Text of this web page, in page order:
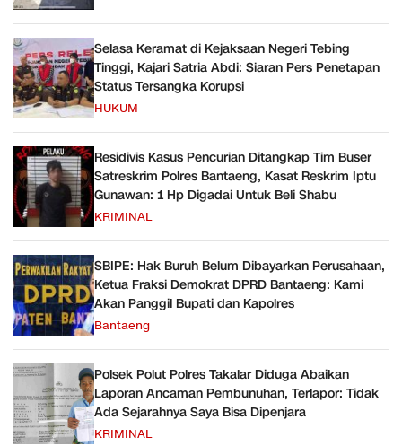
Selasa Keramat di Kejaksaan Negeri Tebing
Tinggi, Kajari Satria Abdi: Siaran Pers Penetapan
Status Tersangka Korupsi
HUKUM
Residivis Kasus Pencurian Ditangkap Tim Buser
Satreskrim Polres Bantaeng, Kasat Reskrim Iptu
Gunawan: 1 Hp Digadai Untuk Beli Shabu
KRIMINAL
SBIPE: Hak Buruh Belum Dibayarkan Perusahaan,
Ketua Fraksi Demokrat DPRD Bantaeng: Kami
Akan Panggil Bupati dan Kapolres
Bantaeng
Polsek Polut Polres Takalar Diduga Abaikan
Laporan Ancaman Pembunuhan, Terlapor: Tidak
Ada Sejarahnya Saya Bisa Dipenjara
KRIMINAL